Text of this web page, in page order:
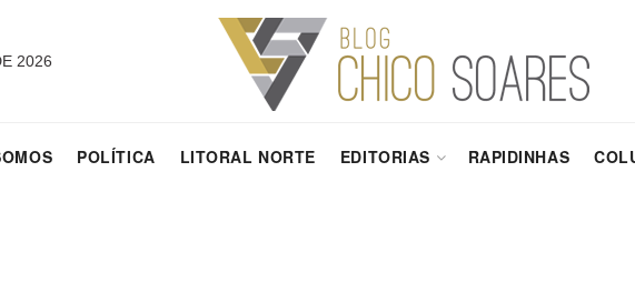
2026
POLÍTICA LITORAL NORTE EDITORIAS RAPIDINHAS